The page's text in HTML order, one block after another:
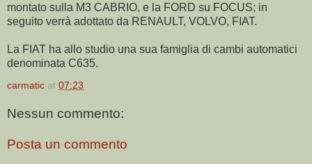
montato sulla M3 CABRIO, e la FORD su FOCUS; in
seguito verrà adottato da RENAULT, VOLVO, FIAT.
La FIAT ha allo studio una sua famiglia di cambi automatici
denominata C635.
carmatic at 07:23
Nessun commento:
Posta un commento